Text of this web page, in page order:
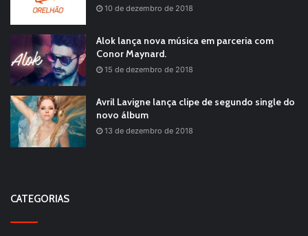
10 de dezembro de 2018
Alok lança nova música em parceria com
Conor Maynard.
15 de dezembro de 2018
Avril Lavigne lança clipe de segundo single do
novo álbum
13 de dezembro de 2018
CATEGORIAS